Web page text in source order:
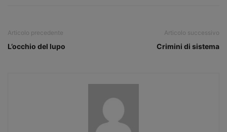
Articolo precedente
L’occhio del lupo
Articolo successivo
Crimini di sistema